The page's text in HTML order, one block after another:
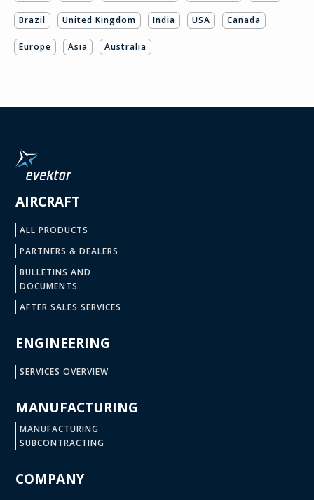
Brazil United Kingdom India USA Canada
Europe Asia Australia
AIRCRAFT
ALL PRODUCTS
PARTNERS & DEALERS
BULLETINS AND
DOCUMENTS
AFTER SALES SERVICES
ENGINEERING
SERVICES OVERVIEW
MANUFACTURING
MANUFACTURING
SUBCONTRACTING
COMPANY